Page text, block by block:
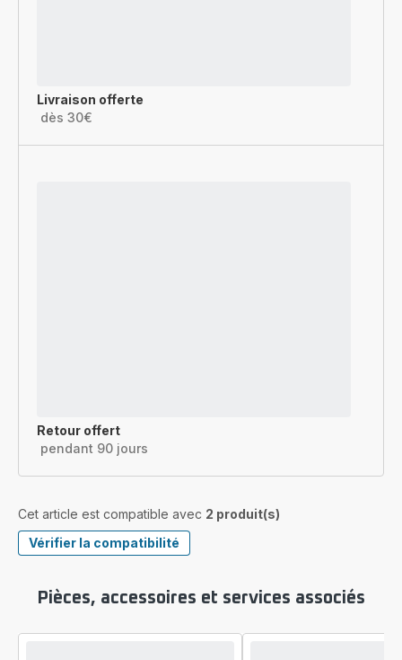
Livraison offerte
dès 30€
Retour offert
pendant 90 jours
Cet article est compatible avec 2 produit(s)
Vérifier la compatibilité
Pièces, accessoires et services associés